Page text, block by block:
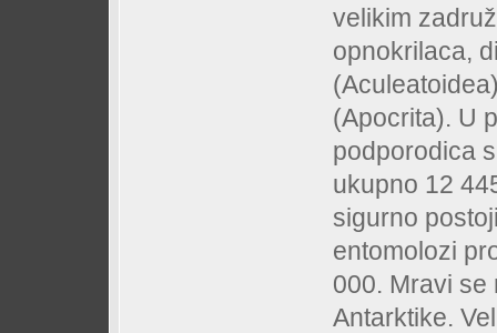
velikim
opnokrilaca,
(Apocrita). U
podporodica
ukupno 12
sigurno
entomolozi
000. Mravi se
Antarktike.